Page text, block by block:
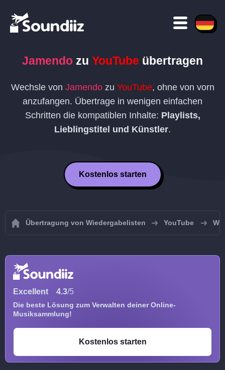
Jamendo zu YouTube übertragen
Wechsle von Jamendozu YouTube, ohne von vorn
anzufangen. Übertrage in wenigen einfachen
Schritten die kompatiblen Inhalte: Playlists,
Lieblingstitel und Künstler.
Kostenlos starten
Übertragung von Wiedergabelisten YouTube
Excellent 4.3/5
Die beste Lösung zum Verwalten deiner Online-
Musiksammlung!
Kostenlos starten